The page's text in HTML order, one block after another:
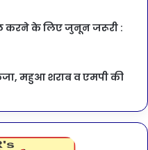
करने के लिए जुनून जरूरी :
महुआ शराब व एमपी की